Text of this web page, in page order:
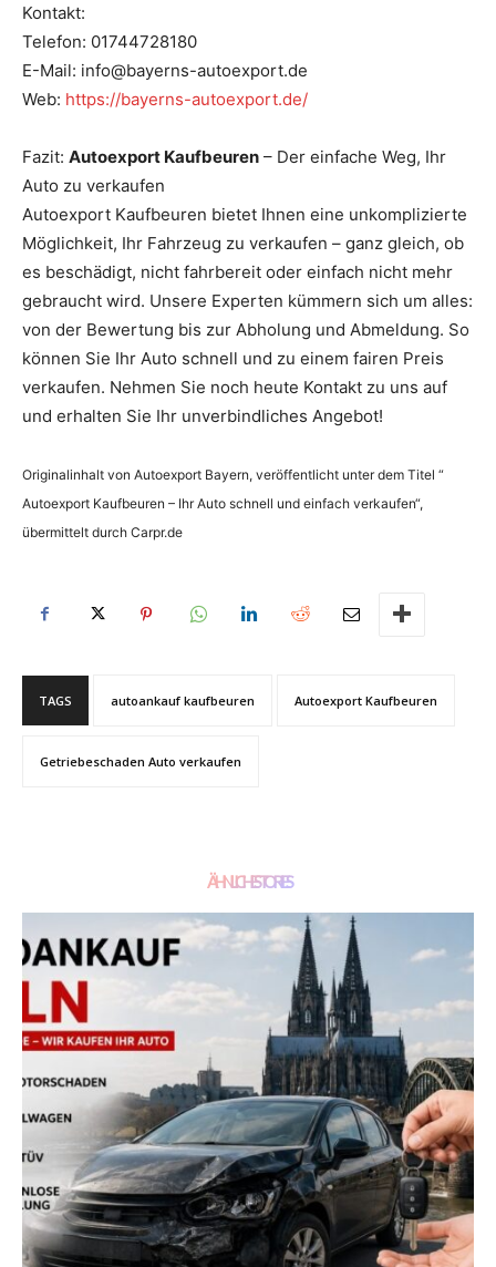
Kontakt:
Telefon: 01744728180
E-Mail: info@bayerns-autoexport.de
Web: https://bayerns-autoexport.de/
Fazit: Autoexport Kaufbeuren – Der einfache Weg, Ihr
Auto zu verkaufen
Autoexport Kaufbeuren bietet Ihnen eine unkomplizierte
Möglichkeit, Ihr Fahrzeug zu verkaufen – ganz gleich, ob
es beschädigt, nicht fahrbereit oder einfach nicht mehr
gebraucht wird. Unsere Experten kümmern sich um alles:
von der Bewertung bis zur Abholung und Abmeldung. So
können Sie Ihr Auto schnell und zu einem fairen Preis
verkaufen. Nehmen Sie noch heute Kontakt zu uns auf
und erhalten Sie Ihr unverbindliches Angebot!
Originalinhalt von Autoexport Bayern, veröffentlicht unter dem Titel “
Autoexport Kaufbeuren – Ihr Auto schnell und einfach verkaufen“,
übermittelt durch Carpr.de
TAGS autoankauf kaufbeuren Autoexport Kaufbeuren
Getriebeschaden Auto verkaufen
ÄHNLICHE STORIES